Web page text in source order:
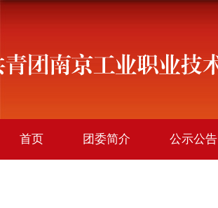
首页 团委简介 公示公告